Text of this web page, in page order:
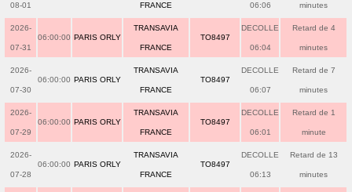
08-01 FRANCE 06:06 minutes
2026-
07-31
06:00:00 PARIS ORLY
TRANSAVIA
FRANCE
TO8497
DECOLLE
06:04
Retard de 4
minutes
2026-
07-30
06:00:00 PARIS ORLY
TRANSAVIA
FRANCE
TO8497
DECOLLE
06:07
Retard de 7
minutes
2026-
07-29
06:00:00 PARIS ORLY
TRANSAVIA
FRANCE
TO8497
DECOLLE
06:01
Retard de 1
minute
2026-
07-28
06:00:00 PARIS ORLY
TRANSAVIA
FRANCE
TO8497
DECOLLE
06:13
Retard de 13
minutes